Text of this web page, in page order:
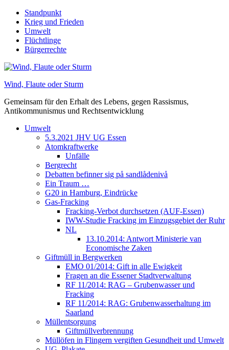
Skip
content
Standpunkt
Krieg und Frieden
Umwelt
Flüchtlinge
Bürgerrechte
Wind, Flaute oder Sturm
Gemeinsam für den Erhalt des Lebens, gegen Rassismus,
Antikommunismus und Rechtsentwicklung
Umwelt
5.3.2021 JHV UG Essen
Atomkraftwerke
Unfälle
Bergrecht
Debatten befinner sig på sandlådenivå
Ein Traum …
G20 in Hamburg, Eindrücke
Gas-Fracking
Fracking-Verbot durchsetzen (AUF-Essen)
IWW-Studie Fracking im Einzugsgebiet der Ruhr
NL
13.10.2014: Antwort Ministerie van
Economische Zaken
Giftmüll in Bergwerken
EMO 01/2014: Gift in alle Ewigkeit
Fragen an die Essener Stadtverwaltung
RF 11/2014: RAG – Grubenwasser und
Fracking
RF 11/2014: RAG: Grubenwasserhaltung im
Saarland
Müllentsorgung
Giftmüllverbrennung
Müllöfen in Flingern vergiften Gesundheit und Umwelt